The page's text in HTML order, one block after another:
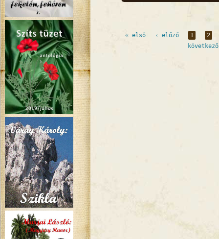
Oldalak« első ‹ előző 1
2